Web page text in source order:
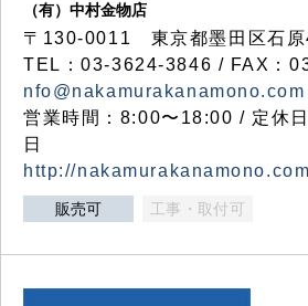
（有）中村金物店
〒130-0011 東京都墨田区石
TEL：03-3624-3846 / FAX：
nfo@nakamurakanamono.com
営業時間：8:00〜18:00 / 定休
日
http://nakamurakanamono.com
販売可 工事・取付可